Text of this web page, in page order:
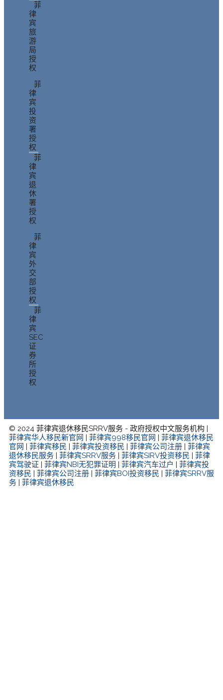
菲
律
宾
旅
游
局
授
权
菲
律
宾
投
资
署
授
权
菲
律
宾
退
休
署
授
权
菲
律
宾
外
交
部
授
权
菲
律
宾
SEC
证
券
所
授
权
© 2024 菲律宾退休移民SRRV服务 - 政府授权中文服务机构 |
菲律宾华人移民新官网
菲律宾998移民官网
菲律宾退休移民
官网
菲律宾移民 菲律宾投资移民 菲律宾公司注册
菲律宾
退休移民服务
菲律宾SRRV服务 菲律宾SIRV投资移民
菲律
宾驾驶证
菲律宾NBI无犯罪证明 菲律宾汽车过户
菲律宾投
资移民
菲律宾公司注册 菲律宾BOI投资移民
菲律宾SRRV服
务
菲律宾退休移民